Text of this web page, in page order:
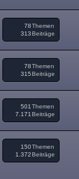
Themen
78
Beiträge
313
Themen
78
Beiträge
315
Themen
501
Beiträge
7.171
Themen
150
Beiträge
1.372